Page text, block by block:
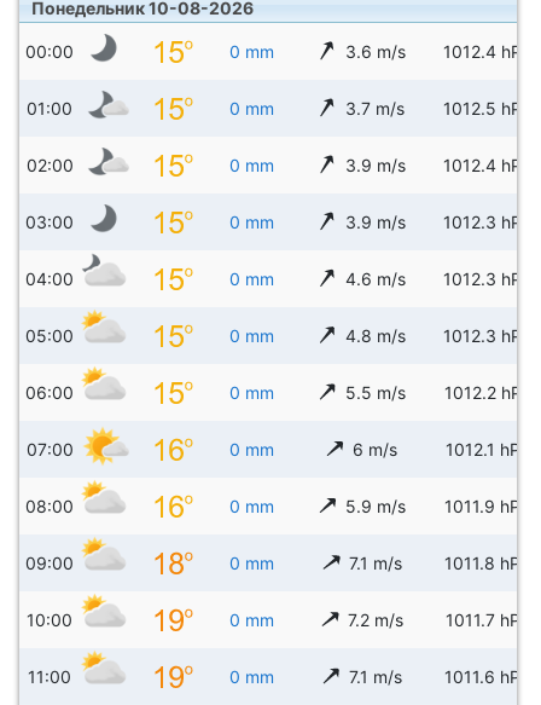
Понедельник 10-08-2026
00:00 0 mm 3.6 m/s 1012.4 hPa
01:00 0 mm 3.7 m/s 1012.5 hPa
02:00 0 mm 3.9 m/s 1012.4 hPa
03:00 0 mm 3.9 m/s 1012.3 hPa
04:00 0 mm 4.6 m/s 1012.3 hPa
05:00 0 mm 4.8 m/s 1012.3 hPa
06:00 0 mm 5.5 m/s 1012.2 hPa
07:00 0 mm 6 m/s 1012.1 hPa
08:00 0 mm 5.9 m/s 1011.9 hPa
09:00 0 mm 7.1 m/s 1011.8 hPa
10:00 0 mm 7.2 m/s 1011.7 hPa
11:00 0 mm 7.1 m/s 1011.6 hPa